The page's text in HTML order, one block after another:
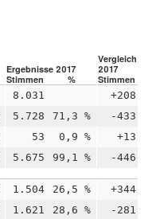
Ergebnisse 2017
Vergleich
2017
Stimmen % Stimmen
8.031 +208
5.728 71,3 % -433
53 0,9 % +13
5.675 99,1 % -446
1.504 26,5 % +344
1.621 28,6 % -281